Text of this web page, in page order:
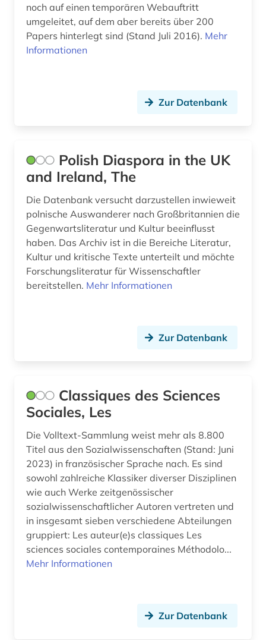
religion (1)
rezensionen (1)
schweiz (1)
sowjetunion (1)
soziale arbeit (1)
soziale bewegungen (1)
soziale ungleichheit (1)
sozialer wandel (1)
soziologische theorie (2)
stadt (1)
stadtsoziologie (1)
statistik (5)
statistikdaten (1)
steuer (3)
studium (1)
noch auf einen temporären Webauftritt
umgeleitet, auf dem aber bereits über 200
Papers hinterlegt sind (Stand Juli 2016). Mehr
Informationen
Zur Datenbank
Polish Diaspora in the UK
and Ireland, The
Die Datenbank versucht darzustellen inwieweit
polnische Auswanderer nach Großbritannien die
Gegenwartsliteratur und Kultur beeinflusst
haben. Das Archiv ist in die Bereiche Literatur,
Kultur und kritische Texte unterteilt und möchte
Forschungsliteratur für Wissenschaftler
bereitstellen. Mehr Informationen
Zur Datenbank
Classiques des Sciences
Sociales, Les
Die Volltext-Sammlung weist mehr als 8.800
Titel aus den Sozialwissenschaften (Stand: Juni
2023) in französischer Sprache nach. Es sind
sowohl zahlreiche Klassiker diverser Disziplinen
wie auch Werke zeitgenössischer
sozialwissenschaftlicher Autoren vertreten und
in insgesamt sieben verschiedene Abteilungen
gruppiert: Les auteur(e)s classiques Les
sciences sociales contemporaines Méthodolo...
Mehr Informationen
Zur Datenbank